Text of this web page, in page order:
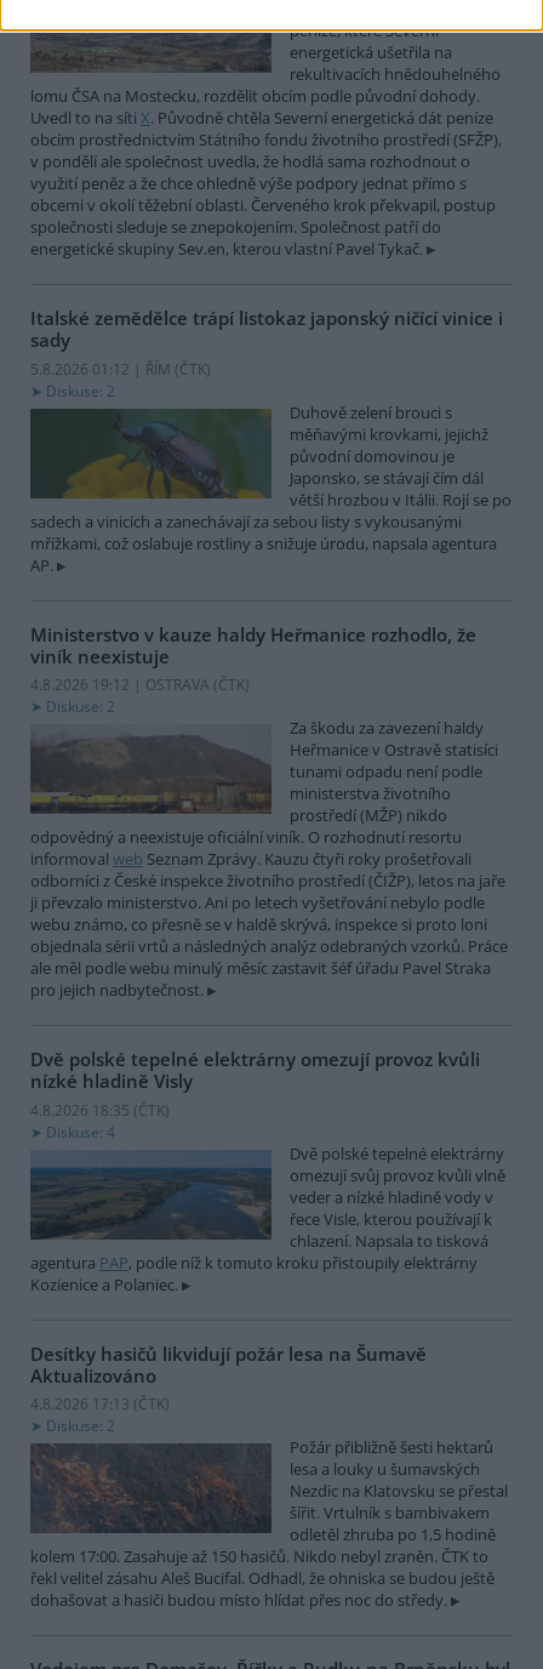
peníze, které Severní
energetická ušetřila na
rekultivacích hnědouhelného
lomu ČSA na Mostecku, rozdělit obcím podle původní dohody.
Uvedl to na síti X. Původně chtěla Severní energetická dát peníze
obcím prostřednictvím Státního fondu životního prostředí (SFŽP),
v pondělí ale společnost uvedla, že hodlá sama rozhodnout o
využití peněz a že chce ohledně výše podpory jednat přímo s
obcemi v okolí těžební oblasti. Červeného krok překvapil, postup
společnosti sleduje se znepokojením. Společnost patří do
energetické skupiny Sev.en, kterou vlastní Pavel Tykač.
Italské zemědělce trápí listokaz japonský ničící vinice i
sady
5.8.2026 01:12 | ŘÍM (ČTK)
Diskuse: 2
Duhově zelení brouci s
měňavými krovkami, jejichž
původní domovinou je
Japonsko, se stávají čím dál
větší hrozbou v Itálii. Rojí se po
sadech a vinicích a zanechávají za sebou listy s vykousanými
mřížkami, což oslabuje rostliny a snižuje úrodu, napsala agentura
AP.
Ministerstvo v kauze haldy Heřmanice rozhodlo, že
viník neexistuje
4.8.2026 19:12 | OSTRAVA (ČTK)
Diskuse: 2
Za škodu za zavezení haldy
Heřmanice v Ostravě statisíci
tunami odpadu není podle
ministerstva životního
prostředí (MŽP) nikdo
odpovědný a neexistuje oficiální viník. O rozhodnutí resortu
informoval web Seznam Zprávy. Kauzu čtyři roky prošetřovali
odborníci z České inspekce životního prostředí (ČIŽP), letos na jaře
ji převzalo ministerstvo. Ani po letech vyšetřování nebylo podle
webu známo, co přesně se v haldě skrývá, inspekce si proto loni
objednala sérii vrtů a následných analýz odebraných vzorků. Práce
ale měl podle webu minulý měsíc zastavit šéf úřadu Pavel Straka
pro jejich nadbytečnost.
Dvě polské tepelné elektrárny omezují provoz kvůli
nízké hladině Visly
4.8.2026 18:35 (ČTK)
Diskuse: 4
Dvě polské tepelné elektrárny
omezují svůj provoz kvůli vlně
veder a nízké hladině vody v
řece Visle, kterou používají k
chlazení. Napsala to tisková
agentura PAP, podle níž k tomuto kroku přistoupily elektrárny
Kozienice a Polaniec.
Desítky hasičů likvidují požár lesa na Šumavě
Aktualizováno
4.8.2026 17:13 (ČTK)
Diskuse: 2
Požár přibližně šesti hektarů
lesa a louky u šumavských
Nezdic na Klatovsku se přestal
šířit. Vrtulník s bambivakem
odletěl zhruba po 1,5 hodině
kolem 17:00. Zasahuje až 150 hasičů. Nikdo nebyl zraněn. ČTK to
řekl velitel zásahu Aleš Bucifal. Odhadl, že ohniska se budou ještě
dohašovat a hasiči budou místo hlídat přes noc do středy.